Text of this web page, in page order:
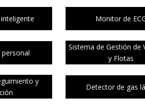
Monitor de
Sistema de Gestión de
y Flotas
y
Detector de gas